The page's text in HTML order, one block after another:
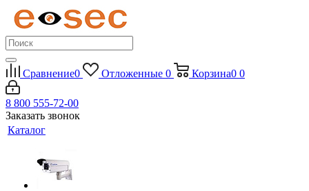
Сравнение0 Отложенные 0 Корзина0 0
8 800 555-72-00
Заказать звонок
Каталог